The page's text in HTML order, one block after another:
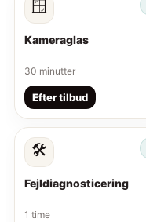
🪟
Kameraglas
30 minutter
Efter tilbud
🛠️
Fejldiagnosticering
1 time